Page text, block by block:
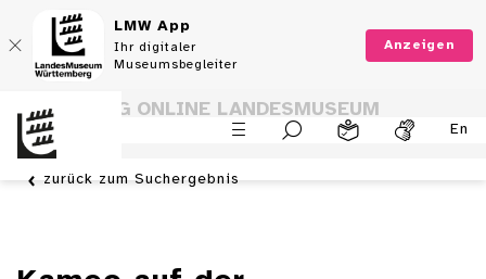
LMW App
Ihr digitaler
Museumsbegleiter
Anzeigen
En
SAMMLUNG ONLINE LANDESMUSEUM
WÜRTTEMBERG
zurück zum Suchergebnis